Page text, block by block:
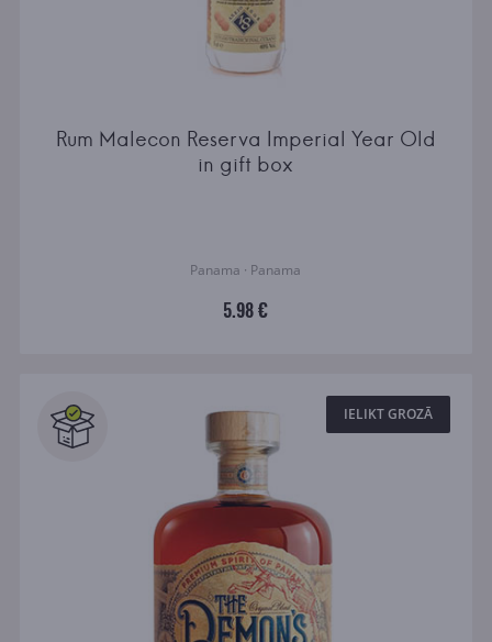
Rum Malecon Reserva Imperial Year Old
in gift box
Panama · Panama
5.98 €
IELIKT GROZĀ